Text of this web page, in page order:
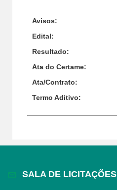
Avisos:
Edital:
Resultado:
Ata do Certame:
Ata/Contrato:
Termo Aditivo:
SALA DE LICITAÇÕES